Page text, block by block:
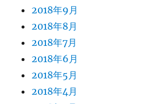
2018年9月
2018年8月
2018年7月
2018年6月
2018年5月
2018年4月